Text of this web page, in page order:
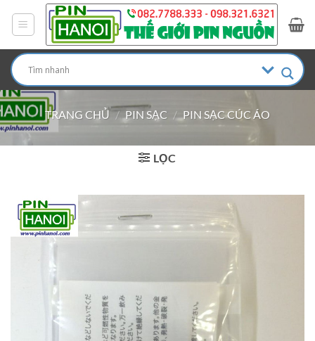
dung
TRANG CHỦ / PIN SẠC / PIN SẠC CÚC ÁO
LỌC